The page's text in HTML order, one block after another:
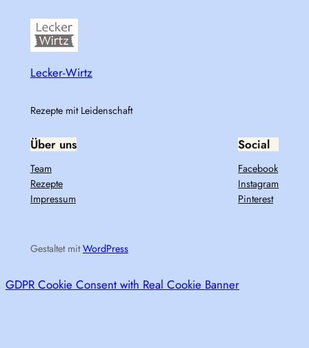
Lecker-Wirtz
Rezepte mit Leidenschaft
Über uns
Team
Rezepte
Impressum
Social
Facebook
Instagram
Pinterest
Gestaltet mitWordPress
GDPR Cookie Consent with Real Cookie Banner